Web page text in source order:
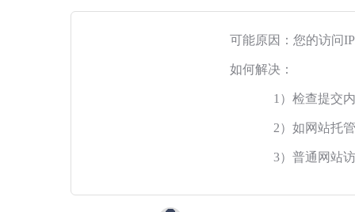
可能原因：您的访问
如何解决：
1）检查提交
2）如网站托
3）普通网站